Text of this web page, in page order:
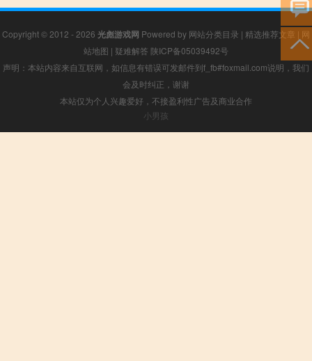
Copyright © 2012 - 2026 光彪游戏网 Powered by 网站分类目录 | 精选推荐文章 | 网
站地图 | 疑难解答 陕ICP备05039492号
声明：本站内容来自互联网，如信息有错误可发邮件到f_fb#foxmail.com说明，我们
会及时纠正，谢谢
本站仅为个人兴趣爱好，不接盈利性广告及商业合作
小男孩